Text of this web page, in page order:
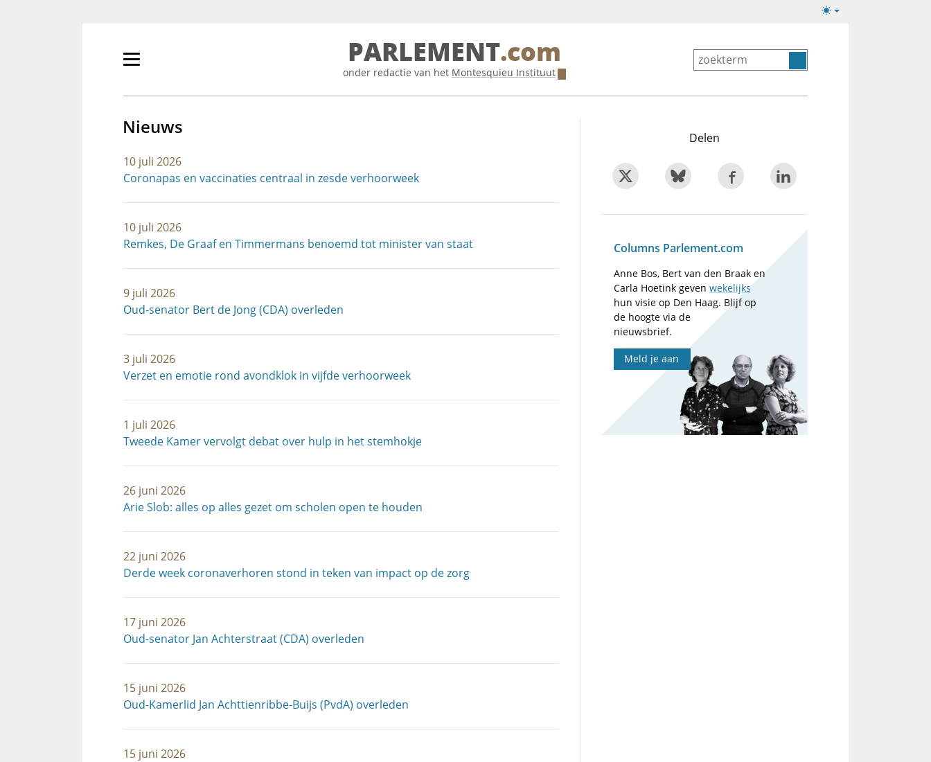
Lichte/donkere
Primair
tonen/verbergen
PARLEMENT.com
onder redactie van het Montesquieu Instituut
Nieuws
10 juli 2026
Coronapas en vaccinaties centraal in zesde verhoorweek
10 juli 2026
Remkes, De Graaf en Timmermans benoemd tot minister van staat
9 juli 2026
Oud-senator Bert de Jong (CDA) overleden
3 juli 2026
Verzet en emotie rond avondklok in vijfde verhoorweek
1 juli 2026
Tweede Kamer vervolgt debat over hulp in het stemhokje
26 juni 2026
Arie Slob: alles op alles gezet om scholen open te houden
22 juni 2026
Derde week coronaverhoren stond in teken van impact op de zorg
17 juni 2026
Oud-senator Jan Achterstraat (CDA) overleden
15 juni 2026
Oud-Kamerlid Jan Achttienribbe-Buijs (PvdA) overleden
15 juni 2026
Delen
Columns Parlement.com
Anne Bos, Bert van den Braak en
Carla Hoetink gevenwekelijks
hun visie op Den Haag. Blijf op
de hoogte via de
nieuwsbrief.
Meld je aan